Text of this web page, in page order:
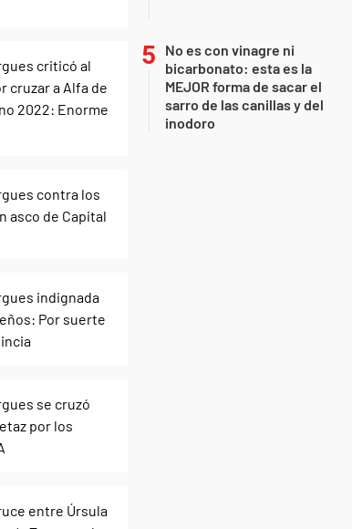
No es con vinagre ni
bicarbonato: esta es la
MEJOR forma de sacar el
sarro de las canillas y del
inodoro